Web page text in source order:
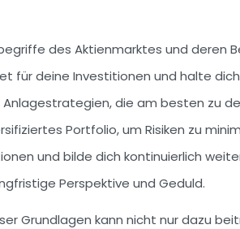
des Aktienmarktes und deren
für deine Investitionen und halte
Anlagestrategien, die am besten zu
Portfolio, um Risiken zu
und bilde dich kontinuierlich
Perspektive und Geduld.
Grundlagen kann nicht nur dazu